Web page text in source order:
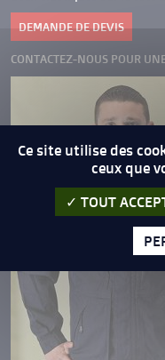
DEMANDE DE DEVIS
CONTACTEZ-NOUS POUR
Ce site utilise des
ceux que
TOUT